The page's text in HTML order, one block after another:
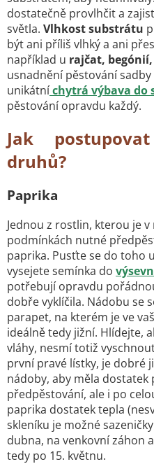
dostatečně provlhčit a
světla. Vlhkost substrátu
být ani příliš vlhký a ani
například u rajčat,
usnadnění pěstování
unikátníchytrá výbava do
pěstování opravdu každý.
Jak
druhů?
Paprika
Jednou z rostlin, kterou je
podmínkách nutné
paprika. Pusťte se do toho
vysejete semínka do
potřebují opravdu
dobře vyklíčila. Nádobu se
parapet, na kterém je ve
ideálně tedy jižní. Hlídejte,
vláhy, nesmí totiž
první pravé lístky, je dobré
nádoby, aby měla
předpěstování, ale i po
paprika dostatek tepla
skleníku je možné
dubna, na venkovní záhon
tedy po 15. květnu.